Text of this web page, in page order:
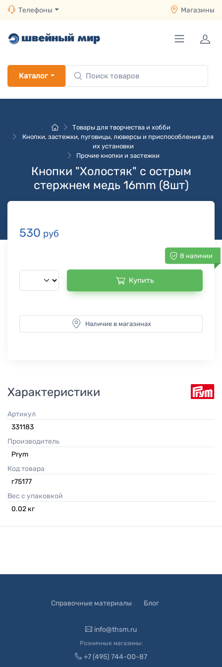
Телефоны Магазины
Каталог
Товары для творчества и хобби
Кнопки, застежки, пуговицы, люверсы и приспособления для
их установки
Прочие кнопки и застежки
Кнопки "Холостяк" с острым
стержнем медь 16mm (8шт)
530 руб
В наличии
Купить
Наличие в магазинах
Характеристики
Артикул
331183
Производитель
Prym
Код товара
г75177
Вес с упаковкой
0.02 кг
Справочные материалы Блог
info@thsm.ru
Розничные магазины:
+7 (495) 744-00-87